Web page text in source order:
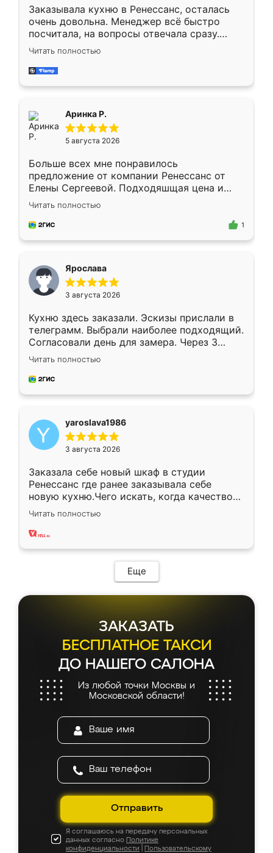
Заказывала кухню в Ренессанс, осталась
очень довольна. Менеджер всё быстро
посчитала, на вопросы отвечала сразу.
Замерщик приехал в субботу, подошёл к
делу со всей ответственностью. Собрали
за день, ребята работали аккуратно, даже
Читать полностью
Аринка Р.
5 августа 2026
Больше всех мне понравилось
предложение от компании Ренессанс от
Елены Сергеевой. Подходяшщая цена и
короткие сроки изготовления. Приехавший
для замера сотрудник Владислав
предложил по моему эскизу самый
Читать полностью
1
Ярослава
3 августа 2026
Кухню здесь заказали. Эскизы прислали в
телеграмм. Выбрали наиболее подходящий.
Согласовали день для замера. Через 3
недели кухня была уже готова. Остались
довольны работой. Спасибо Ренессанс
мебель за качественную работу!
Читать полностью
yaroslava1986
3 августа 2026
Заказала себе новый шкаф в студии
Ренессанс где ранее заказывала себе
новую кухню.Чего искать, когда качеством
вполне довольна. Служит кухня уже почти
два года, нареканий нет.
Читать полностью
Еще
ЗАКАЗАТЬ
БЕСПЛАТНОЕ ТАКСИ
ДО НАШЕГО САЛОНА
Из любой точки Москвы и
Московской области!
Отправить
Я соглашаюсь на передачу персональных
данных согласно Политике
конфиденциальности
Пользовательскому